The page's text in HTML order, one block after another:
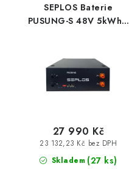
SEPLOS Baterie
PUSUNG-S 48V 5kWh s
Skladem (27 ks)
23 132,23 Kč bez DPH
27 990 Kč